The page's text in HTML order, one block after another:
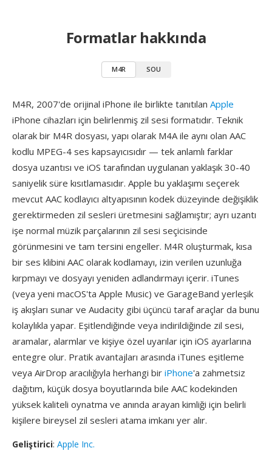
Formatlar hakkında
M4R SOU
M4R, 2007'de orijinal iPhone ile birlikte tanıtılan Apple
iPhone cihazları için belirlenmiş zil sesi formatıdır. Teknik
olarak bir M4R dosyası, yapı olarak M4A ile aynı olan AAC
kodlu MPEG-4 ses kapsayıcısıdır — tek anlamlı farklar
dosya uzantısı ve iOS tarafından uygulanan yaklaşık 30-40
saniyelik süre kısıtlamasıdır. Apple bu yaklaşımı seçerek
mevcut AAC kodlayıcı altyapısının kodek düzeyinde değişiklik
gerektirmeden zil sesleri üretmesini sağlamıştır; ayrı uzantı
işe normal müzik parçalarının zil sesi seçicisinde
görünmesini ve tam tersini engeller. M4R oluşturmak, kısa
bir ses klibini AAC olarak kodlamayı, izin verilen uzunluğa
kırpmayı ve dosyayı yeniden adlandırmayı içerir. iTunes
(veya yeni macOS'ta Apple Music) ve GarageBand yerleşik
iş akışları sunar ve Audacity gibi üçüncü taraf araçlar da bunu
kolaylıkla yapar. Eşitlendiğinde veya indirildiğinde zil sesi,
aramalar, alarmlar ve kişiye özel uyarılar için iOS ayarlarına
entegre olur. Pratik avantajları arasında iTunes eşitleme
veya AirDrop aracılığıyla herhangi bir iPhone'a zahmetsiz
dağıtım, küçük dosya boyutlarında bile AAC kodekinden
yüksek kaliteli oynatma ve anında arayan kimliği için belirli
kişilere bireysel zil sesleri atama imkanı yer alır.
Geliştirici: Apple Inc.